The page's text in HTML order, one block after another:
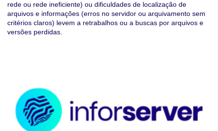
rede ou rede ineficiente) ou dificuldades de localização de
arquivos e informações (erros no servidor ou arquivamento sem
critérios claros) levem a retrabalhos ou a buscas por arquivos e
versões perdidas.